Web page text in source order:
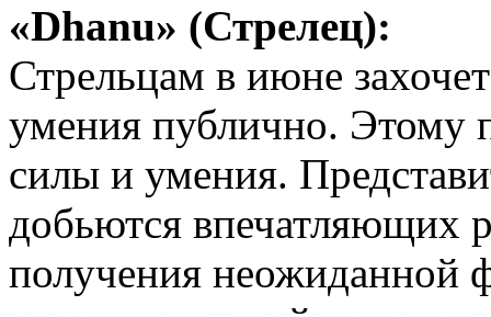
«Dhanu» (Стрелец):
Стрельцам в июне
умения публично. Этому
силы и умения.
добьются впечатляющих
получения неожиданной